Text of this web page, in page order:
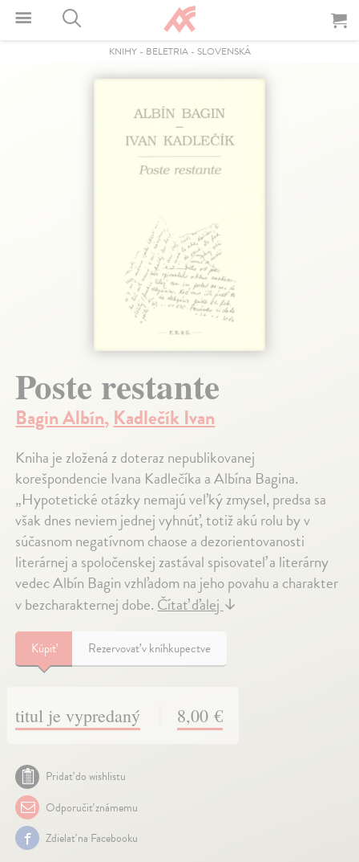
KNIHY- BELETRIA- SLOVENSKÁ
Poste restante
Bagin Albín,Kadlečík Ivan
Kniha je zložená z doteraz nepublikovanej
korešpondencie Ivana Kadlečíka a Albína Bagina.
„Hypotetické otázky nemajú veľký zmysel, predsa sa
však dnes neviem jednej vyhnúť, totiž akú rolu by v
súčasnom negatívnom chaose a dezorientovanosti
literárnej a spoločenskej zastával spisovateľ a literárny
vedec Albín Bagin vzhľadom na jeho povahu a charakter
v bezcharakternej dobe.Čítať ďalej↓
Kúpiť Rezervovať v kníhkupectve
titul je vypredaný 8,00 €
Pridať do wishlistu
Odporučiť známemu
Zdielať na Facebooku